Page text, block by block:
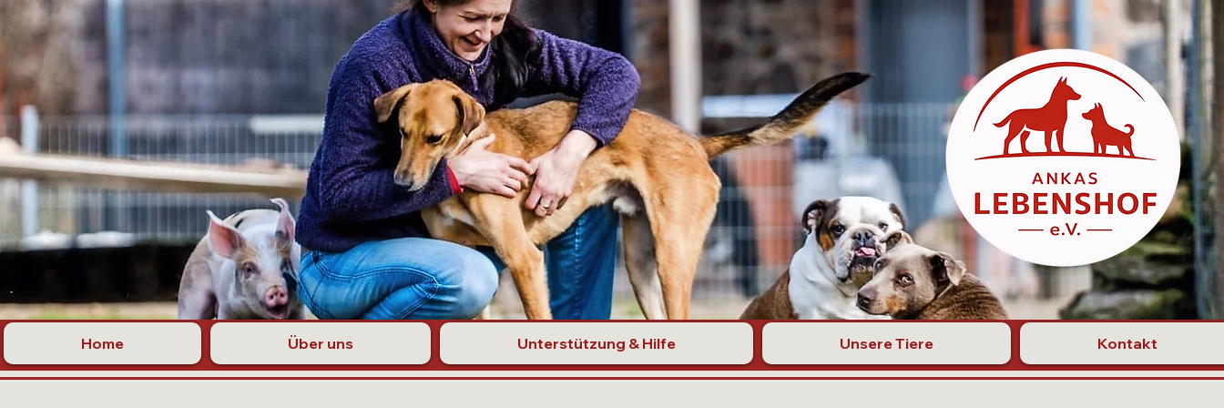
Home Über uns Unterstützung & Hilfe Unsere Tiere Kontakt